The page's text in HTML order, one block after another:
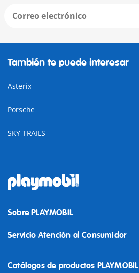
También te puede interesar
Asterix
Porsche
SKY TRAILS
Sobre PLAYMOBIL
Servicio Atención al Consumidor
Catálogos de productos PLAYMOBIL